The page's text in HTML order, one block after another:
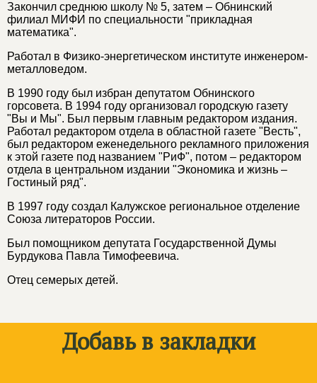
Закончил среднюю школу № 5, затем – Обнинский
филиал МИФИ по специальности "прикладная
математика".
Работал в Физико-энергетическом институте инженером-
металловедом.
В 1990 году был избран депутатом Обнинского
горсовета. В 1994 году организовал городскую газету
"Вы и Мы". Был первым главным редактором издания.
Работал редактором отдела в областной газете "Весть",
был редактором еженедельного рекламного приложения
к этой газете под названием "РиФ", потом – редактором
отдела в центральном издании "Экономика и жизнь –
Гостиный ряд".
В 1997 году создал Калужское региональное отделение
Союза литераторов России.
Был помощником депутата Государственной Думы
Бурдукова Павла Тимофеевича.
Отец семерых детей.
Добавь в закладки